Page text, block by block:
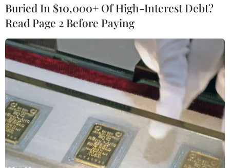
Lực lượng cứu hộ Philippines tập luyện (Ảnh minh họa: Reuters)
Hội đồng Quản lý và Giảm nhẹ Rủi ro Thiên tai
Quốc gia Philippines cho biết vào đêm 13/9 đã
xảy ra một vụ đắm phà ở miền Trung nước này
làm ít nhất 70 người mất tích do thời tiết xấu.
Theo bà Mina Marasigan, Phát ngôn viên của
Buried In $10,000+ Of High-Interest Debt?
Read Page 2 Before Paying